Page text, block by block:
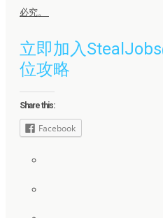
必究。
立即加入
位攻略
Share this:
Facebook